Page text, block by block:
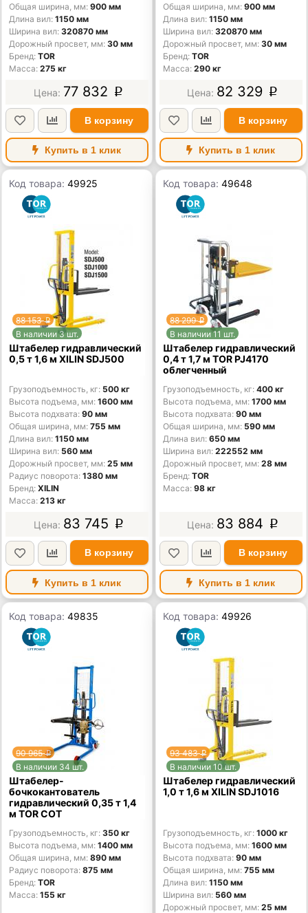
Общая ширина, мм 900 мм
Длина вил 1150 мм
Ширина вил 320870 мм
Дорожный просвет, мм 30 мм
Бренд TOR
Масса 275 кг
77 832 p
В корзину
Купить в 1 клик
Общая ширина, мм 900 мм
Длина вил 1150 мм
Ширина вил 320870 мм
Дорожный просвет, мм 30 мм
Бренд TOR
Масса 290 кг
82 329 p
В корзину
Купить в 1 клик
Код товара:49925
88 153p
В наличии 3 шт.
Штабелер гидравлический
0,5 т 1,6 м XILIN SDJ500
Грузоподъемность, кг 500 кг
Высота подъема, мм 1600 мм
Высота подхвата 90 мм
Общая ширина, мм 755 мм
Длина вил 1150 мм
Ширина вил 560 мм
Дорожный просвет, мм 25 мм
Радиус поворота 1380 мм
Бренд XILIN
Масса 213 кг
83 745 p
В корзину
Купить в 1 клик
Код товара:49648
88 299p
В наличии 11 шт.
Штабелер гидравлический
0,4 т 1,7 м TOR PJ4170
облегченный
Грузоподъемность, кг 400 кг
Высота подъема, мм 1700 мм
Высота подхвата 90 мм
Общая ширина, мм 590 мм
Длина вил 650 мм
Ширина вил 222552 мм
Дорожный просвет, мм 28 мм
Бренд TOR
Масса 98 кг
83 884 p
В корзину
Купить в 1 клик
Код товара:49835
90 965p
В наличии 34 шт.
Штабелер-
бочкокантователь
гидравлический 0,35 т 1,4
м TOR COT
Грузоподъемность, кг 350 кг
Высота подъема, мм 1400 мм
Общая ширина, мм 890 мм
Радиус поворота 875 мм
Бренд TOR
Масса 155 кг
Код товара:49926
93 483p
В наличии 10 шт.
Штабелер гидравлический
1,0 т 1,6 м XILIN SDJ1016
Грузоподъемность, кг 1000 кг
Высота подъема, мм 1600 мм
Высота подхвата 90 мм
Общая ширина, мм 755 мм
Длина вил 1150 мм
Ширина вил 560 мм
Дорожный просвет, мм 25 мм